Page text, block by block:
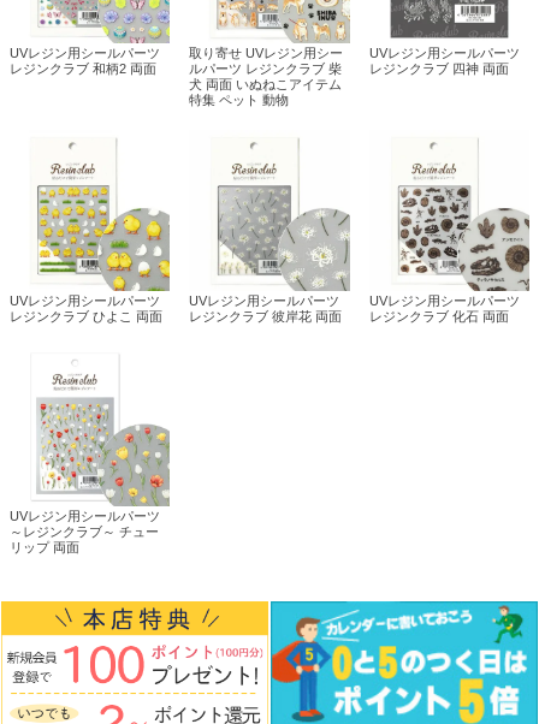
UVレジン用シールパーツ
レジンクラブ 和柄2 両面
取り寄せ UVレジン用シー
ルパーツ レジンクラブ 柴
犬 両面 いぬねこアイテム
特集 ペット 動物
UVレジン用シールパーツ
レジンクラブ 四神 両面
UVレジン用シールパーツ
レジンクラブ ひよこ 両面
UVレジン用シールパーツ
レジンクラブ 彼岸花 両面
UVレジン用シールパーツ
レジンクラブ 化石 両面
UVレジン用シールパーツ
～レジンクラブ～ チュー
リップ 両面